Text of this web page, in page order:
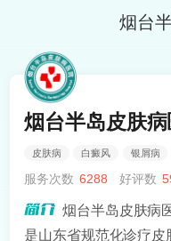
烟台
烟台半岛皮肤
皮肤病 白癜风 银屑病
服务次数 6288 好评数
烟台半岛皮肤病
是山东省规范化诊疗